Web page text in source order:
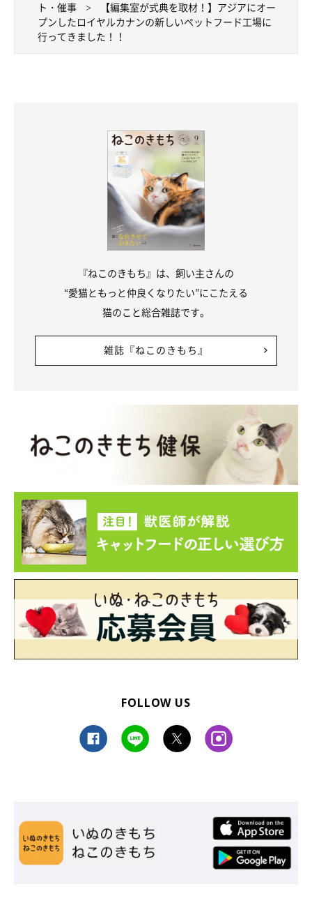
ト・催事
【編集室が式典を取材！】アジアにオー
プンしたロイヤルカナンの新しいペットフード工場に
行ってきました！！
『ねこのきもち』は、飼い主さんの
“愛猫ともっと仲良くなりたい”にこたえる
猫のこと総合雑誌です。
雑誌『ねこのきもち』
FOLLOW US